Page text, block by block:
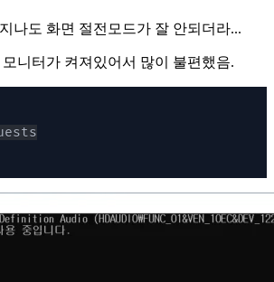
나도 화면 절전모드가 잘 안되더라...
니터가 켜져있어서 많이 불편했음.